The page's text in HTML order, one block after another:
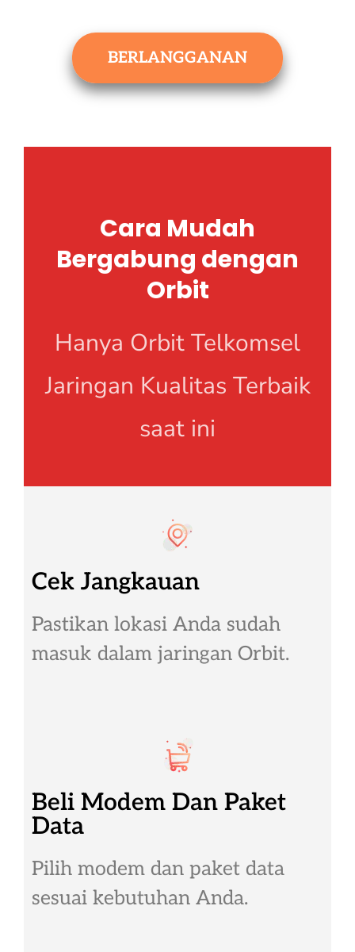
BERLANGGANAN
Cara Mudah
Bergabung dengan
Orbit
Hanya Orbit Telkomsel
Jaringan Kualitas Terbaik
saat ini
Cek Jangkauan
Pastikan lokasi Anda sudah
masuk dalam jaringan Orbit.
Beli Modem Dan Paket
Data
Pilih modem dan paket data
sesuai kebutuhan Anda.